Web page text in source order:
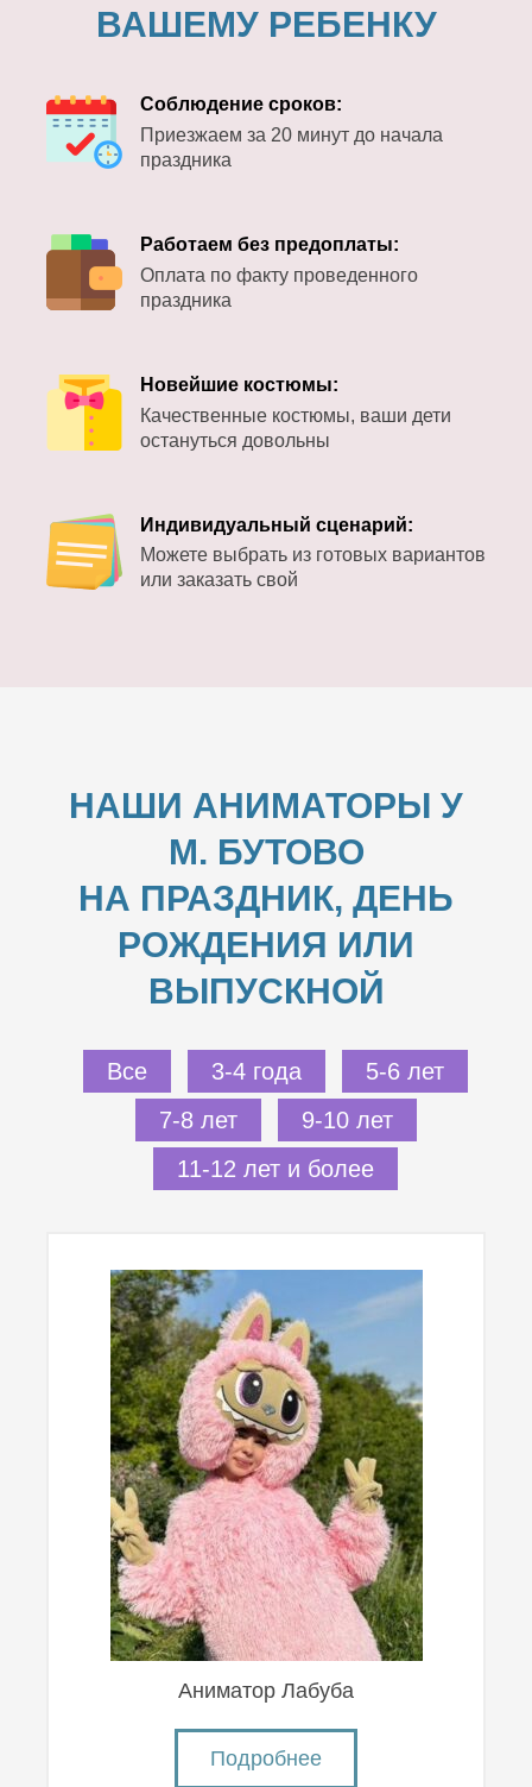
ВАШЕМУ РЕБЕНКУ
Соблюдение сроков:
Приезжаем за 20 минут до начала
праздника
Работаем без предоплаты:
Оплата по факту проведенного
праздника
Новейшие костюмы:
Качественные костюмы, ваши дети
остануться довольны
Индивидуальный сценарий:
Можете выбрать из готовых вариантов
или заказать свой
НАШИ АНИМАТОРЫ У
М. БУТОВО
НА ПРАЗДНИК, ДЕНЬ
РОЖДЕНИЯ ИЛИ
ВЫПУСКНОЙ
Все 3-4 года
5-6 лет
7-8 лет
9-10 лет
11-12 лет и более
Аниматор Лабуба
Подробнее